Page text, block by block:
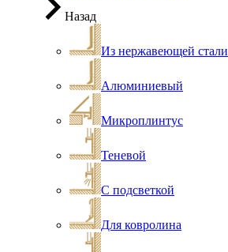
Назад
Из нержавеющей стали
Алюминиевый
Микроплинтус
Теневой
С подсветкой
Для ковролина